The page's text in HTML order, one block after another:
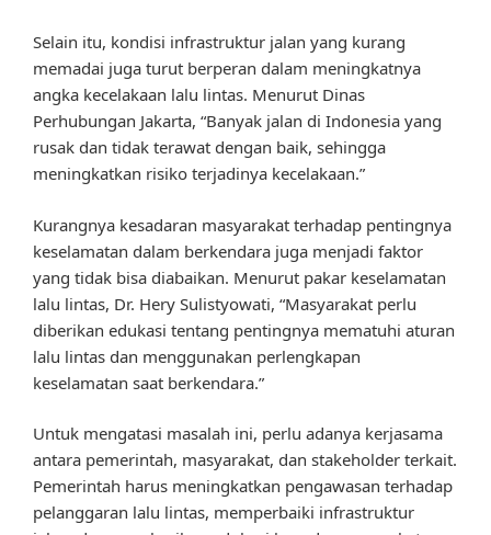
Selain itu, kondisi infrastruktur jalan yang kurang
memadai juga turut berperan dalam meningkatnya
angka kecelakaan lalu lintas. Menurut Dinas
Perhubungan Jakarta, “Banyak jalan di Indonesia yang
rusak dan tidak terawat dengan baik, sehingga
meningkatkan risiko terjadinya kecelakaan.”
Kurangnya kesadaran masyarakat terhadap pentingnya
keselamatan dalam berkendara juga menjadi faktor
yang tidak bisa diabaikan. Menurut pakar keselamatan
lalu lintas, Dr. Hery Sulistyowati, “Masyarakat perlu
diberikan edukasi tentang pentingnya mematuhi aturan
lalu lintas dan menggunakan perlengkapan
keselamatan saat berkendara.”
Untuk mengatasi masalah ini, perlu adanya kerjasama
antara pemerintah, masyarakat, dan stakeholder terkait.
Pemerintah harus meningkatkan pengawasan terhadap
pelanggaran lalu lintas, memperbaiki infrastruktur